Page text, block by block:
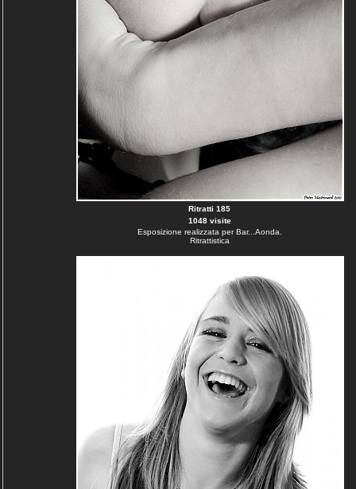
Ritratti 185
1048 visite
Esposizione realizzata per Bar...Aonda.
Ritrattistica